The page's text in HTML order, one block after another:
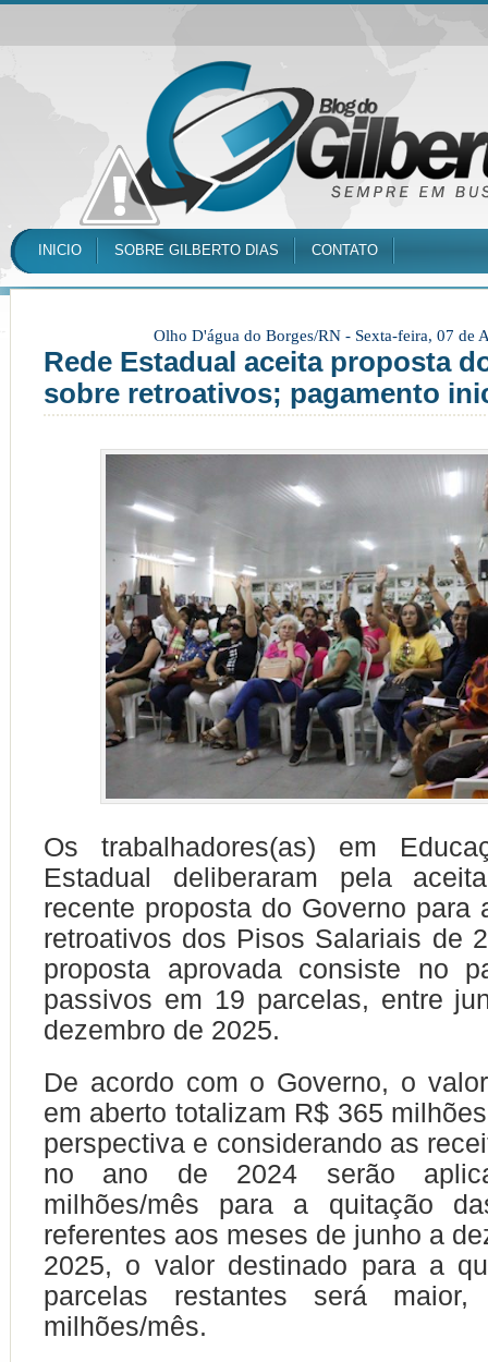
INICIO SOBRE GILBERTO DIAS CONTATO
Olho D'água do Borges/RN - Sexta-feira, 07 de
Rede Estadual aceita proposta
sobre retroativos; pagamento
Os trabalhadores(as) em
Estadual deliberaram pela
recente proposta do Governo para
retroativos dos Pisos Salariais de
proposta aprovada consiste no
passivos em 19 parcelas, entre
dezembro de 2025.
De acordo com o Governo, o
em aberto totalizam R$ 365
perspectiva e considerando as
no ano de 2024 serão
milhões/mês para a quitação
referentes aos meses de junho a
2025, o valor destinado para a
parcelas restantes será
milhões/mês.